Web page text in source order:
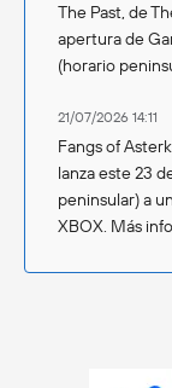
The Past, de
apertura de
(horario
21/07/2026 14:11
Fangs of
lanza este 23
peninsular) a
XBOX. Más